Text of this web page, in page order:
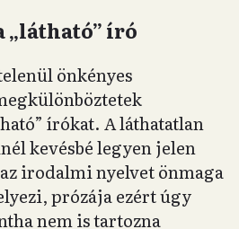
„látható” író
önkényes
írókat. A láthatatlan
kevésbé legyen jelen
irodalmi nyelvet önmaga
prózája ezért úgy
nem is tartozna